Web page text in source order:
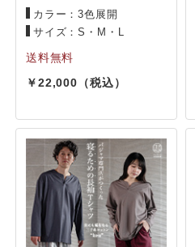
カラー：3色展開
サイズ：S・M・L
22,000